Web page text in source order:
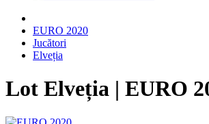
EURO 2020
Jucători
Elveția
Lot Elveția | EURO